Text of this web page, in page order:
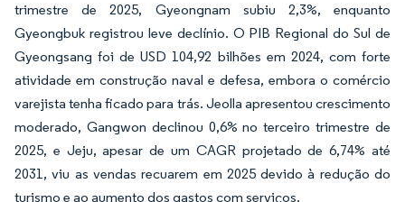
trimestre de 2025, Gyeongnam subiu 2,3%, enquanto
Gyeongbuk registrou leve declínio. O PIB Regional do Sul de
Gyeongsang foi de USD 104,92 bilhões em 2024, com forte
atividade em construção naval e defesa, embora o comércio
varejista tenha ficado para trás. Jeolla apresentou crescimento
moderado, Gangwon declinou 0,6% no terceiro trimestre de
2025, e Jeju, apesar de um CAGR projetado de 6,74% até
2031, viu as vendas recuarem em 2025 devido à redução do
turismo e ao aumento dos gastos com serviços.